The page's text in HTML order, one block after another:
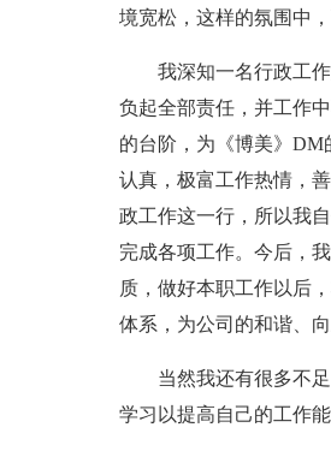
境宽松，这样的氛围中
我深知一名行政工作
负起全部责任，并工作
的台阶，为《博美》
认真，极富工作热情，
政工作这一行，所以我
完成各项工作。今后，
质，做好本职工作以后
体系，为公司的和谐、向
当然我还有很多不足
学习以提高自己的工作能